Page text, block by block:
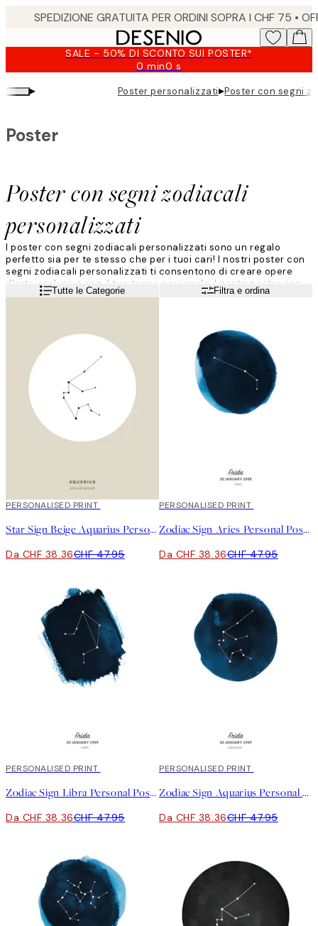
SALE - 50% DI SCONTO SUI POSTER*
0 min0 s
Valido
a:
▸ Poster personalizzati▸Poster con segni
Poster con segni zodiacali
personalizzati
Poster
I poster con segni zodiacali personalizzati sono un regalo
perfetto sia per te stesso che per i tuoi cari! I nostri poster con
segni zodiacali personalizzati ti consentono di creare opere
d'arte esclusive con il tuo tocco personale. I nostri poster con
segni zodiacali sono disponibili in un vasto assortimento di
Leggi di piùTutte le Categorie Filtra e ordina
20%*
PERSONALISED PRINT
Star Sign Beige Aquarius Personal Poster
Da CHF 38.36CHF 47.95
20%*
PERSONALISED PRINT
Zodiac Sign Aries Personal Poster
Da CHF 38.36CHF 47.95
20%*
PERSONALISED PRINT
Zodiac Sign Libra Personal Poster
Da CHF 38.36CHF 47.95
20%*
PERSONALISED PRINT
Zodiac Sign Aquarius Personal Poster
Da CHF 38.36CHF 47.95